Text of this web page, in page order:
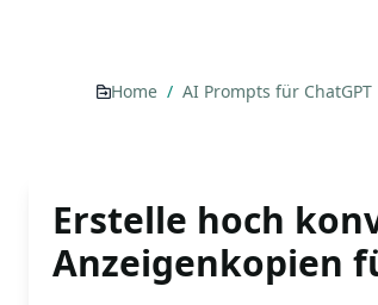
Home / AI Prompts für ChatGPT
Erstelle hoch
Anzeigenkopien